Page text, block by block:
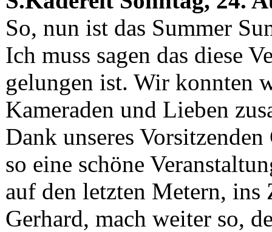
So, nun ist das Summer
Ich muss sagen das diese
gelungen ist. Wir konnten
Kameraden und Lieben
Dank unseres
so eine schöne
auf den letzten Metern, ins
Gerhard, mach weiter so,